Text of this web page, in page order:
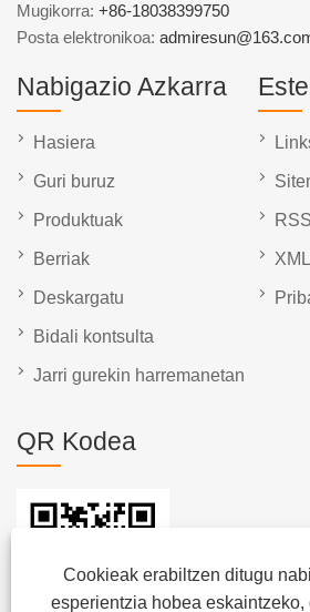
Cookieak erabiltzen ditugu
esperientzia hobea eskaintzeko,
Mugikorra: +86-18038399750
Posta elektronikoa:
Nabigazio Azkarra
Hasiera
Guri buruz
Produktuak
Berriak
Deskargatu
Bidali kontsulta
Jarri gurekin harremanetan
RSS
XML
QR Kodea